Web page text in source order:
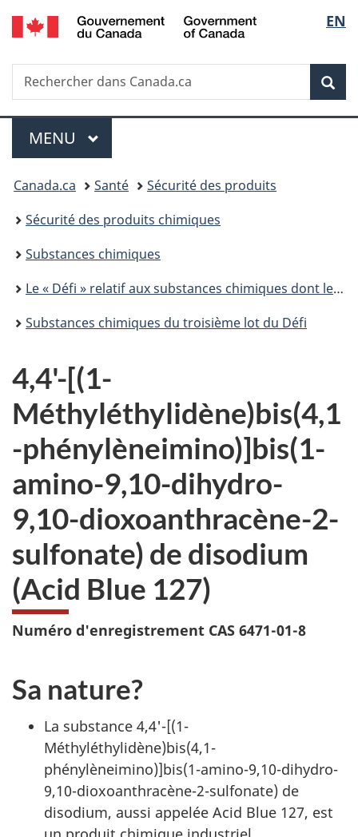
Passer
au
principal
Passer
à
Au
du
Passer
au
de
section
Passer
à
version
simplifiée
de
la
EN
Recherche
Rechercher
dans
Menu
MENU PRINCIPAL
Vous
êtes
ici :
Canada.ca Santé
Sécurité des produits
Sécurité des produits chimiques
Substances chimiques
Le « Défi » relatif aux substances chimiques dont le suivi est de priorité élevée
Substances chimiques du troisième lot du Défi
4,4'-[(1-
Méthyléthylidène)bis(4,1
-phénylèneimino)]bis(1-
amino-9,10-dihydro-
9,10-dioxoanthracène-2-
sulfonate) de disodium
(Acid Blue 127)
Numéro d'enregistrement CAS 6471-01-8
Sa nature?
La substance 4,4'-[(1-
Méthyléthylidène)bis(4,1-
phénylèneimino)]bis(1-amino-9,10-dihydro-
9,10-dioxoanthracène-2-sulfonate) de
disodium, aussi appelée Acid Blue 127, est